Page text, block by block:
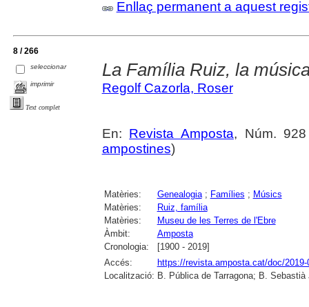
Enllaç permanent a aquest
8 / 266
seleccionar
imprimir
Text complet
La Família Ruiz, la
Regolf Cazorla, Roser
En: Revista Amposta, Núm.
ampostines)
Matèries: Genealogia; Famílies ; Músics
Matèries:
Ruiz, família
Matèries:
Museu de les Terres de l'Ebre
Àmbit:
Amposta
Cronologia:
[1900 - 2019]
Accés:
https://revista.amposta.cat/doc/2019-
Localització: B. Pública de Tarragona; B.